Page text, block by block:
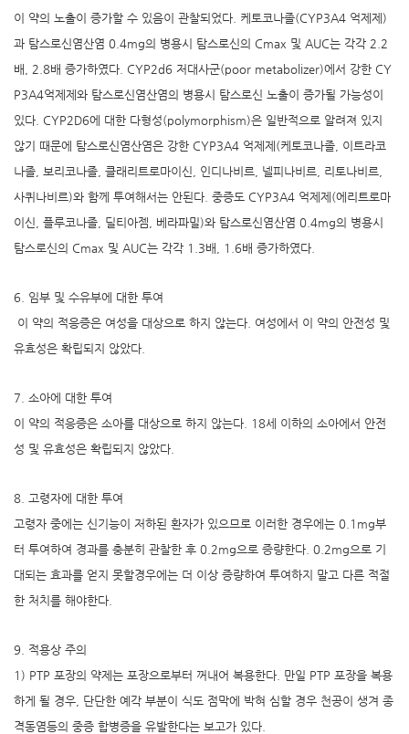
이 약의 노출이 증가할 수 있음이 관찰되었다. 케토코나졸(CYP3A4 억제제)
과 탐스로신염산염 0.4mg의 병용시 탐스로신의 Cmax 및 AUC는 각각 2.2
배, 2.8배 증가하였다. CYP2d6 저대사군(poor metabolizer)에서 강한 CY
P3A4억제제와 탐스로신염산염의 병용시 탐스로신 노출이 증가될 가능성이
있다. CYP2D6에 대한 다형성(polymorphism)은 일반적으로 알려져 있지
않기 때문에 탐스로신염산염은 강한 CYP3A4 억제제(케토코나졸, 이트라코
나졸, 보리코나졸, 클래리트로마이신, 인디나비르, 넬피나비르, 리토나비르,
사퀴나비르)와 함께 투여해서는 안된다. 중증도 CYP3A4 억제제(에리트로마
이신, 플루코나졸, 딜티아젬, 베라파밀)와 탐스로신염산염 0.4mg의 병용시
탐스로신의 Cmax 및 AUC는 각각 1.3배, 1.6배 증가하였다.
6. 임부 및 수유부에 대한 투여
이 약의 적응증은 여성을 대상으로 하지 않는다. 여성에서 이 약의 안전성 및
유효성은 확립되지 않았다.
7. 소아에 대한 투여
이 약의 적응증은 소아를 대상으로 하지 않는다. 18세 이하의 소아에서 안전
성 및 유효성은 확립되지 않았다.
8. 고령자에 대한 투여
고령자 중에는 신기능이 저하된 환자가 있으므로 이러한 경우에는 0.1mg부
터 투여하여 경과를 충분히 관찰한 후 0.2mg으로 증량한다. 0.2mg으로 기
대되는 효과를 얻지 못할경우에는 더 이상 증량하여 투여하지 말고 다른 적절
한 처치를 해야한다.
9. 적용상 주의
1) PTP 포장의 약제는 포장으로부터 꺼내어 복용한다. 만일 PTP 포장을 복용
하게 될 경우, 단단한 예각 부분이 식도 점막에 박혀 심할 경우 천공이 생겨 종
격동염등의 중증 합병증을 유발한다는 보고가 있다.